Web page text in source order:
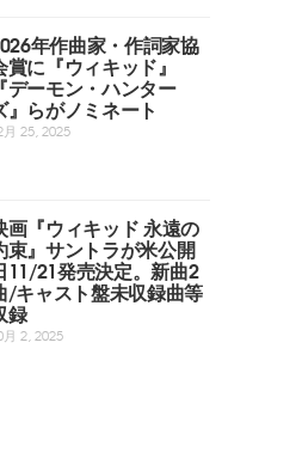
年作曲家・作詞家協
賞に『ウィキッド』
デーモン・ハンター
』らがノミネート
月 25, 2025
画『ウィキッド 永遠の
束』サントラが米公開
11/21発売決定。新曲2
/キャスト盤未収録曲等
録
月 2, 2025